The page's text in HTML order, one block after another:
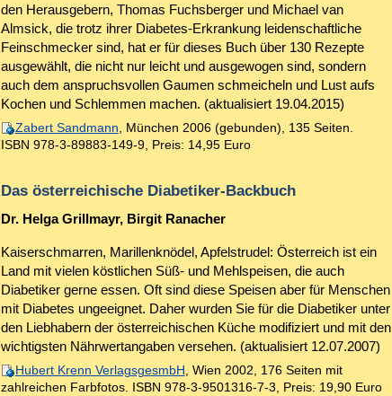
den Herausgebern, Thomas Fuchsberger und Michael van
Almsick, die trotz ihrer Diabetes-Erkrankung leidenschaftliche
Feinschmecker sind, hat er für dieses Buch über 130 Rezepte
ausgewählt, die nicht nur leicht und ausgewogen sind, sondern
auch dem anspruchsvollen Gaumen schmeicheln und Lust aufs
Kochen und Schlemmen machen. (aktualisiert 19.04.2015)
Zabert Sandmann, München 2006 (gebunden), 135 Seiten.
ISBN 978-3-89883-149-9, Preis: 14,95 Euro
Das österreichische Diabetiker-Backbuch
Dr. Helga Grillmayr, Birgit Ranacher
Kaiserschmarren, Marillenknödel, Apfelstrudel: Österreich ist ein
Land mit vielen köstlichen Süß- und Mehlspeisen, die auch
Diabetiker gerne essen. Oft sind diese Speisen aber für Menschen
mit Diabetes ungeeignet. Daher wurden Sie für die Diabetiker unter
den Liebhabern der österreichischen Küche modifiziert und mit den
wichtigsten Nährwertangaben versehen. (aktualisiert 12.07.2007)
Hubert Krenn VerlagsgesmbH , Wien 2002, 176 Seiten mit
zahlreichen Farbfotos. ISBN 978-3-9501316-7-3, Preis: 19,90 Euro